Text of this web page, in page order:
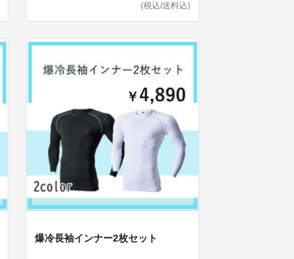
(税込/送料込)
爆冷長袖インナー2枚セット